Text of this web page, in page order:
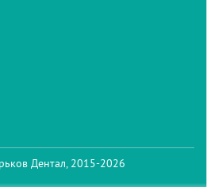
Дентал, 2015-2026